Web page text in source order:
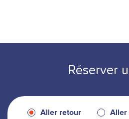
Réserver
Aller retour Aller